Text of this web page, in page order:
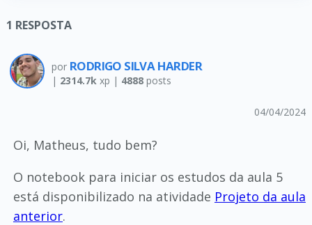
1 RESPOSTA
por RODRIGO SILVA HARDER
| 2314.7kxp | 4888posts
04/04/2024
Oi, Matheus, tudo bem?
O notebook para iniciar os estudos da aula 5
está disponibilizado na atividade Projeto da aula
anterior.